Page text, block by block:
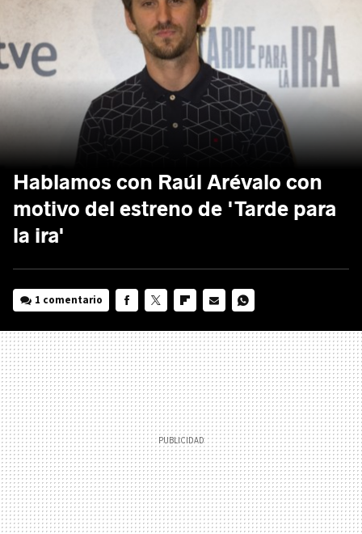
Hablamos con Raúl Arévalo con
motivo del estreno de 'Tarde para
la ira'
1 comentario
MAIL